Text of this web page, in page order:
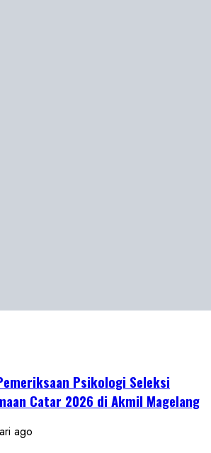
Psikologi Seleksi
Catar 2026 di Akmil Magelang
ago